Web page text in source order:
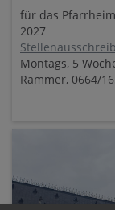
für das
2027
Montags, 5
Rammer, 0664/